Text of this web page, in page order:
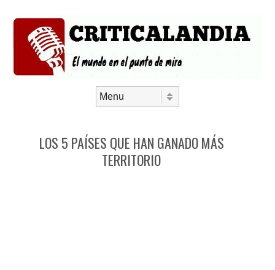
LOS 5 PAÍSES QUE HAN GANADO MÁS
TERRITORIO